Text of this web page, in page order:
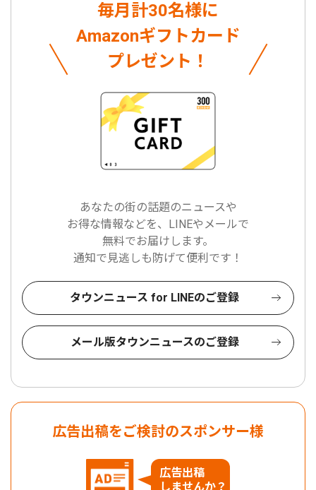
毎月計30名様に
Amazonギフトカード
プレゼント！
あなたの街の話題のニュースや
お得な情報などを、LINEやメールで
無料でお届けします。
通知で見逃しも防げて便利です！
タウンニュース for LINEのご登録
メール版タウンニュースのご登録
広告出稿をご検討のスポンサー様
広告出稿
しませんか？